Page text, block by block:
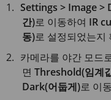
Settings > Image >
간)로 이동하여 IR
동)로 설정되었는지
카메라를 야간 모드
면 Threshold(임계
Dark(어둡게)로 이